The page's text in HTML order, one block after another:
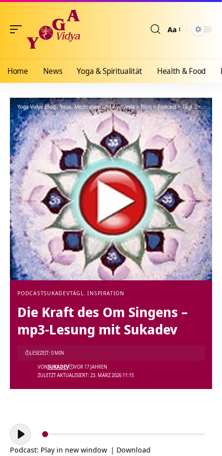
Aa
Home News Yoga & Spiritualität Health & Food
Yoga Vidya Blog - Yoga, Meditation und Ayurveda>Blog>Podcast>Tägl. Inspiration
PODCASTSUKADEVTÄGL. INSPIRATION
Die Kraft des Om Singens –
mp3-Lesung mit Sukadev
ZULETZT AKTUALISIERT: 23. MÄRZ 2026 11:15
VONSUKADEV VOR 17 JAHREN
LESEZEIT: 0 MIN
Audio-
Player
Podcast: Play in new window | Download